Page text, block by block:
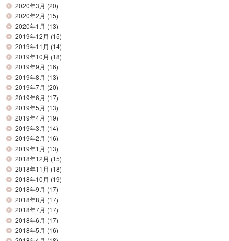
2020年3月 (20)
2020年2月 (15)
2020年1月 (13)
2019年12月 (15)
2019年11月 (14)
2019年10月 (18)
2019年9月 (16)
2019年8月 (13)
2019年7月 (20)
2019年6月 (17)
2019年5月 (13)
2019年4月 (19)
2019年3月 (14)
2019年2月 (16)
2019年1月 (13)
2018年12月 (15)
2018年11月 (18)
2018年10月 (19)
2018年9月 (17)
2018年8月 (17)
2018年7月 (17)
2018年6月 (17)
2018年5月 (16)